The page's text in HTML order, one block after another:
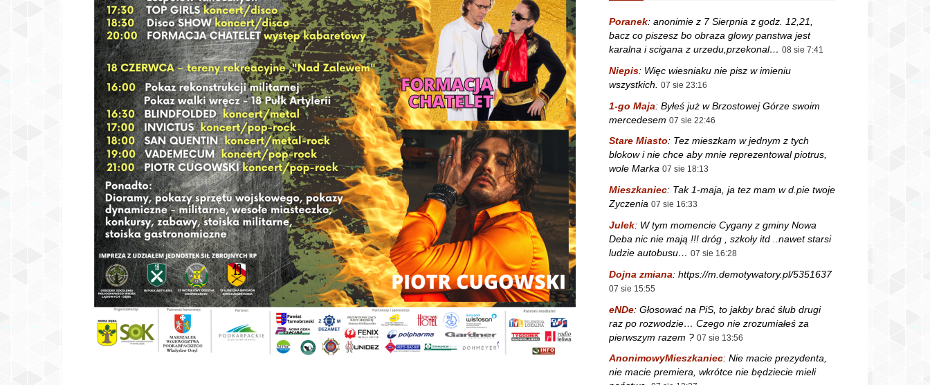
Poranek: anonimie z 7 Sierpnia z godz. 12,21,
bacz co piszesz bo obraza glowy panstwa jest
karalna i scigana z urzedu,przekonal… 08 sie 7:41
Niepis: Więc wiesniaku nie pisz w imieniu
wszystkich.
07 sie 23:16
1-go Maja: Byłeś już w Brzostowej Górze swoim
mercedesem 07 sie 22:46
Stare Miasto: Tez mieszkam w jednym z tych
blokow i nie chce aby mnie reprezentowal piotrus,
wole Marka 07 sie 18:13
Mieszkaniec: Tak 1-maja, ja tez mam w d.pie twoje
Zyczenia 07 sie 16:33
Julek: W tym momencie Cygany z gminy Nowa
Deba nic nie mają !!! dróg , szkoły itd ..nawet starsi
ludzie autobusu… 07 sie 16:28
Dojna zmiana: https://m.demotywatory.pl/5351637
07 sie 15:55
eNDe: Głosować na PiS, to jakby brać ślub drugi
raz po rozwodzie… Czego nie zrozumiałeś za
pierwszym razem ? 07 sie 13:56
AnonimowyMieszkaniec: Nie macie prezydenta,
nie macie premiera, wkrótce nie będziecie mieli